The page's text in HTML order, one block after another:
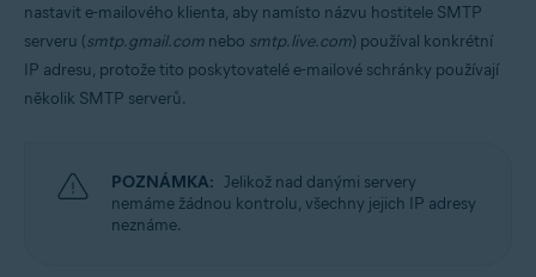
nastavit e-mailového klienta, aby namísto názvu hostitele SMTP
serveru (smtp.gmail.com nebo smtp.live.com) používal konkrétní
IP adresu, protože tito poskytovatelé e-mailové schránky používají
několik SMTP serverů.
POZNÁMKA: Jelikož nad danými servery
nemáme žádnou kontrolu, všechny jejich IP adresy
neznáme.